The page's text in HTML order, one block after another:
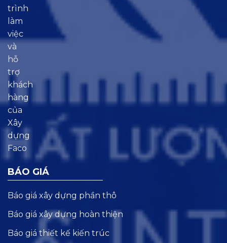
BÁO GIÁ
Báo giá xây dựng phần thô
Báo giá xây dựng hoàn thiện
Báo giá thiết kế kiến trúc